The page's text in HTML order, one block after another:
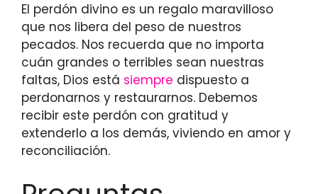
El perdón divino es un regalo maravilloso
que nos libera del peso de nuestros
pecados. Nos recuerda que no importa
cuán grandes o terribles sean nuestras
faltas, Dios está siempre dispuesto a
perdonarnos y restaurarnos. Debemos
recibir este perdón con gratitud y
extenderlo a los demás, viviendo en amor y
reconciliación.